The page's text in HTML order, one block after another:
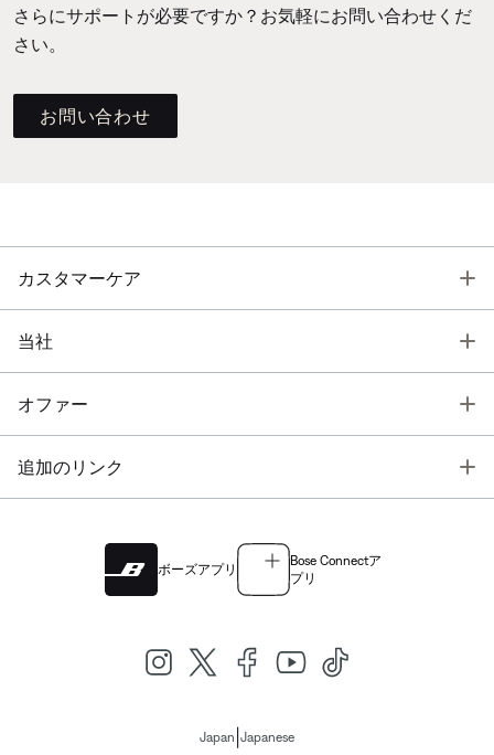
さらにサポートが必要ですか？お気軽にお問い合わせくだ
さい。
お問い合わせ
カスタマーケア
当社
オファー
追加のリンク
ボーズアプリ
Bose Connectア
プリ
Japan Japanese